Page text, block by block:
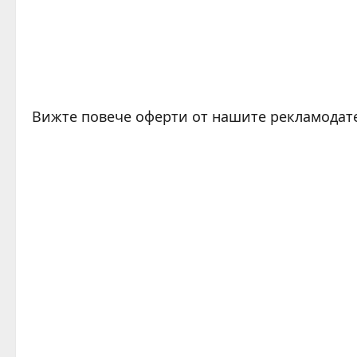
Вижте повече оферти от нашите